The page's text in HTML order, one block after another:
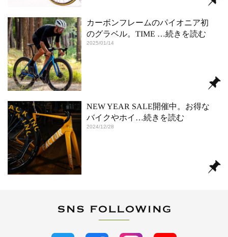
カーボンフレームのパイオニア初
のグラベル。TIME …続きを読む
2025/01/14
NEW YEAR SALE開催中。お得な
バイクやホイ …続きを読む
2024/12/28